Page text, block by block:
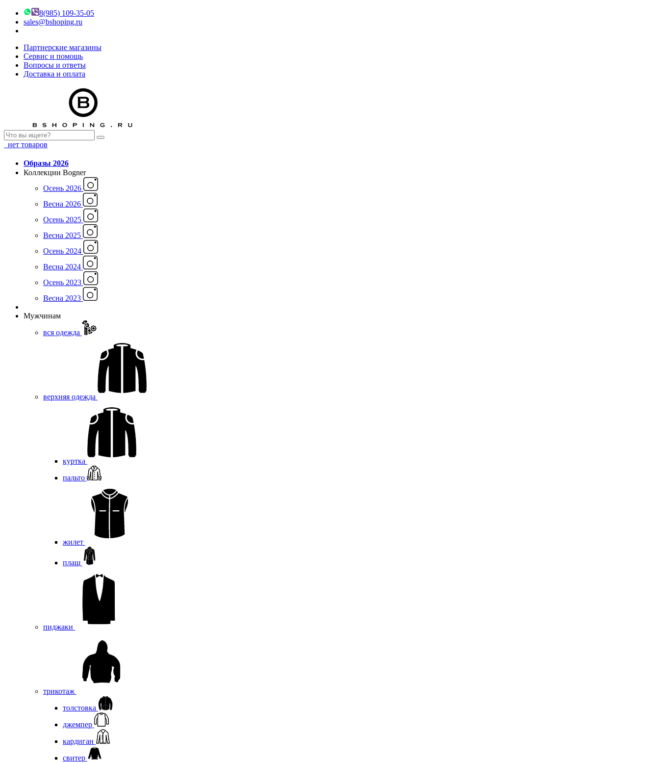
8(985) 109-35-05
sales@bshoping.ru
Партнерские магазины
Сервис и помощь
Вопросы и ответы
Доставка и оплата
нет товаров
Образы 2026
Коллекции Bogner
Осень 2026
Весна 2026
Осень 2025
Весна 2025
Осень 2024
Весна 2024
Осень 2023
Весна 2023
Мужчинам
вся одежда
верхняя одежда
куртка
пальто
жилет
плащ
пиджаки
трикотаж
толстовка
джемпер
кардиган
свитер